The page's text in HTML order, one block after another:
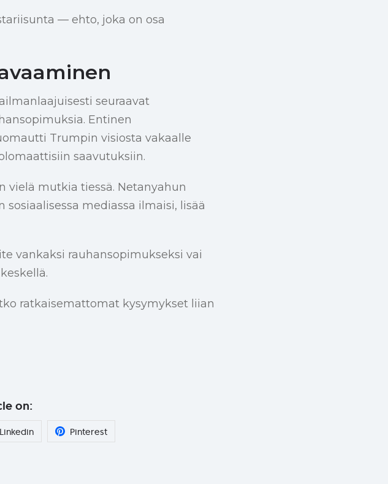
— ehto, joka on osa
seuraavat
Entinen
Trumpin visiosta vakaalle
saavutuksiin.
vielä mutkia tiessä. Netanyahun
mediassa ilmaisi, lisää
vankaksi rauhansopimukseksi vai
ratkaisemattomat kysymykset liian
on:
Linkedin Pinterest